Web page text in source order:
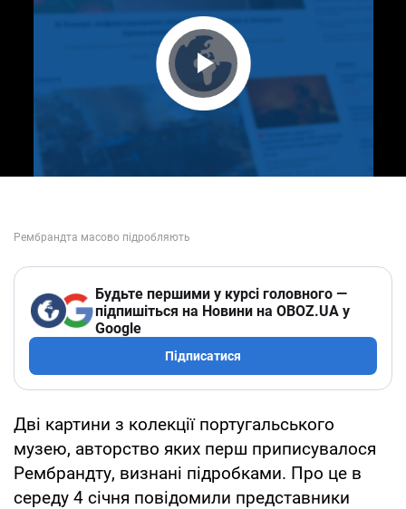
Play Video
Будьте першими у курсі головного —
підпишіться на Новини на OBOZ.UA у
Google
Підписатися
Дві картини з колекції португальського
музею, авторство яких перш приписувалося
Рембрандту, визнані підробками. Про це в
середу 4 січня повідомили представники